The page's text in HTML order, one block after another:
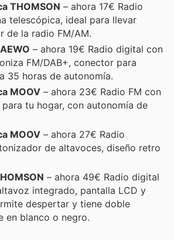
THOMSON – ahora 17€ Radio
telescópica, ideal para llevar
de la radio FM/AM.
– ahora 19€ Radio digital con
FM/DAB+, conector para
35 horas de autonomía.
MOOV – ahora 23€ Radio FM con
tu hogar, con autonomía de
MOOV – ahora 27€ Radio
de altavoces, diseño retro
– ahora 49€ Radio digital
integrado, pantalla LCD y
despertar y tiene doble
en blanco o negro.